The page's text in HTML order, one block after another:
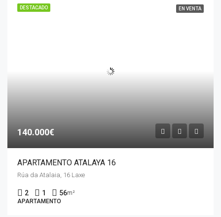
DESTACADO EN VENTA
140.000€
APARTAMENTO ATALAYA 16
Rúa da Atalaia, 16 Laxe
2 1 56m²
APARTAMENTO